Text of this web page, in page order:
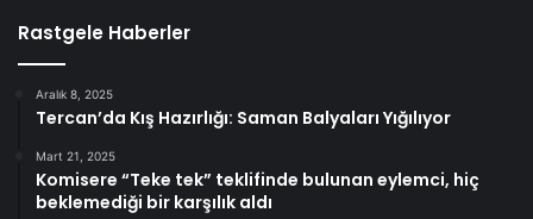
Rastgele Haberler
Aralık 8, 2025
Tercan’da Kış Hazırlığı: Saman Balyaları Yığılıyor
Mart 21, 2025
Komisere “Teke tek” teklifinde bulunan eylemci, hiç
beklemediği bir karşılık aldı